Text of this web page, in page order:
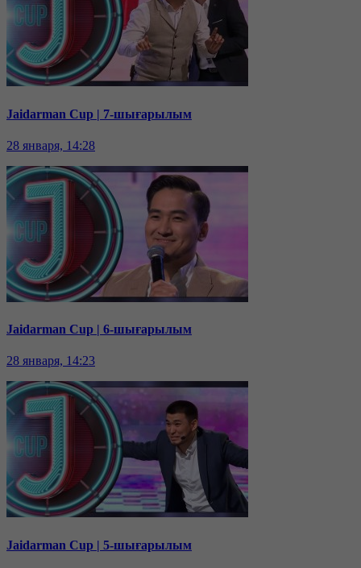
Jaidarman Cup | 7-шығарылым
28 января, 14:28
Jaidarman Cup | 6-шығарылым
28 января, 14:23
Jaidarman Cup | 5-шығарылым